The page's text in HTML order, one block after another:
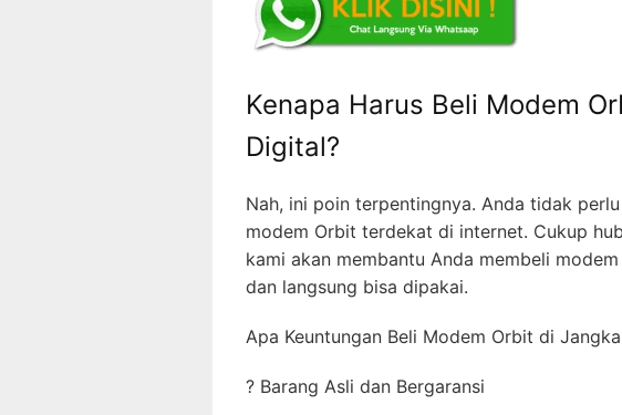
Kenapa Harus Beli Modem
Digital?
Nah, ini poin terpentingnya. Anda tidak perlu
modem Orbit terdekat di internet. Cukup
kami akan membantu Anda membeli modem
dan langsung bisa dipakai.
Apa Keuntungan Beli Modem Orbit di
? Barang Asli dan Bergaransi